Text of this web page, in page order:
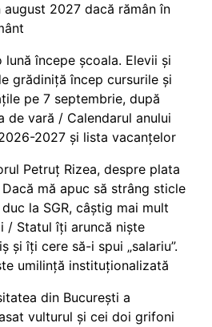
august 2027 dacă rămân în
lună începe școala. Elevii și
grădiniță încep cursurile și
pe 7 septembrie, după
de vară / Calendarul anului
2027 și lista vacanțelor
Petruț Rizea, despre plata
mă apuc să strâng sticle
la SGR, câștig mai mult
/ Statul îți aruncă niște
și îți cere să-i spui „salariu”.
umilință instituționalizată
din București a
vulturul și cei doi grifoni